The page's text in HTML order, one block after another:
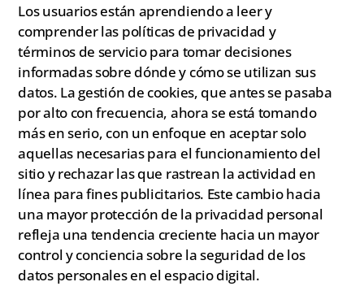
Los usuarios están aprendiendo a leer y
comprender las políticas de privacidad y
términos de servicio para tomar decisiones
informadas sobre dónde y cómo se utilizan sus
datos. La gestión de cookies, que antes se pasaba
por alto con frecuencia, ahora se está tomando
más en serio, con un enfoque en aceptar solo
aquellas necesarias para el funcionamiento del
sitio y rechazar las que rastrean la actividad en
línea para fines publicitarios. Este cambio hacia
una mayor protección de la privacidad personal
refleja una tendencia creciente hacia un mayor
control y conciencia sobre la seguridad de los
datos personales en el espacio digital.